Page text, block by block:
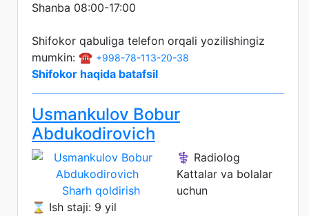
Shanba 08:00-17:00
Shifokor qabuliga telefon orqali yozilishingiz
mumkin: ☎️ +998-78-113-20-38
Shifokor haqida batafsil
Usmankulov Bobur
Abdukodirovich
Sharh qoldirish
⚕️ Radiolog
Kattalar va bolalar
uchun
⌛ Ish staji: 9 yil